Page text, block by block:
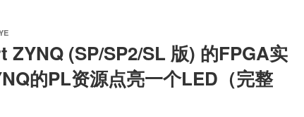
ZYNQ (SP/SP2/SL 版) 的FPGA实
的PL资源点亮一个LED（完整